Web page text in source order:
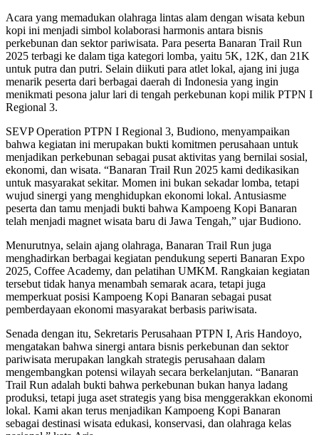
Acara yang memadukan olahraga lintas alam dengan wisata kebun
kopi ini menjadi simbol kolaborasi harmonis antara bisnis
perkebunan dan sektor pariwisata. Para peserta Banaran Trail Run
2025 terbagi ke dalam tiga kategori lomba, yaitu 5K, 12K, dan 21K
untuk putra dan putri. Selain diikuti para atlet lokal, ajang ini juga
menarik peserta dari berbagai daerah di Indonesia yang ingin
menikmati pesona jalur lari di tengah perkebunan kopi milik PTPN I
Regional 3.
SEVP Operation PTPN I Regional 3, Budiono, menyampaikan
bahwa kegiatan ini merupakan bukti komitmen perusahaan untuk
menjadikan perkebunan sebagai pusat aktivitas yang bernilai sosial,
ekonomi, dan wisata. “Banaran Trail Run 2025 kami dedikasikan
untuk masyarakat sekitar. Momen ini bukan sekadar lomba, tetapi
wujud sinergi yang menghidupkan ekonomi lokal. Antusiasme
peserta dan tamu menjadi bukti bahwa Kampoeng Kopi Banaran
telah menjadi magnet wisata baru di Jawa Tengah,” ujar Budiono.
Menurutnya, selain ajang olahraga, Banaran Trail Run juga
menghadirkan berbagai kegiatan pendukung seperti Banaran Expo
2025, Coffee Academy, dan pelatihan UMKM. Rangkaian kegiatan
tersebut tidak hanya menambah semarak acara, tetapi juga
memperkuat posisi Kampoeng Kopi Banaran sebagai pusat
pemberdayaan ekonomi masyarakat berbasis pariwisata.
Senada dengan itu, Sekretaris Perusahaan PTPN I, Aris Handoyo,
mengatakan bahwa sinergi antara bisnis perkebunan dan sektor
pariwisata merupakan langkah strategis perusahaan dalam
mengembangkan potensi wilayah secara berkelanjutan. “Banaran
Trail Run adalah bukti bahwa perkebunan bukan hanya ladang
produksi, tetapi juga aset strategis yang bisa menggerakkan ekonomi
lokal. Kami akan terus menjadikan Kampoeng Kopi Banaran
sebagai destinasi wisata edukasi, konservasi, dan olahraga kelas